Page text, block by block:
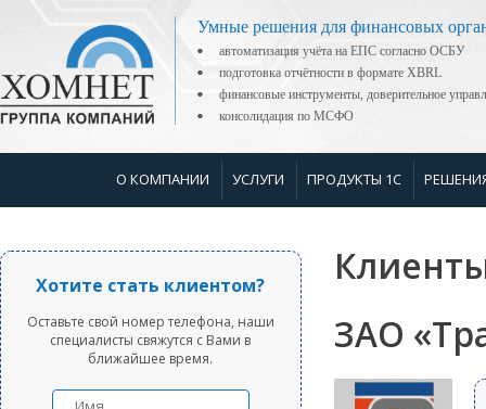
Умные решения для финансовых
автоматизация учёта на ЕПС согласно ОСБУ
подготовка отчётности в формате XBRL
финансовые инструменты, доверительное
консолидация по МСФО
О КОМПАНИИ УСЛУГИ ПРОДУКТЫ 1С
Хотите стать клиентом?
Оставьте свой номер телефона, наши
специалисты свяжутся с Вами в
ближайшее время.
ЗАО